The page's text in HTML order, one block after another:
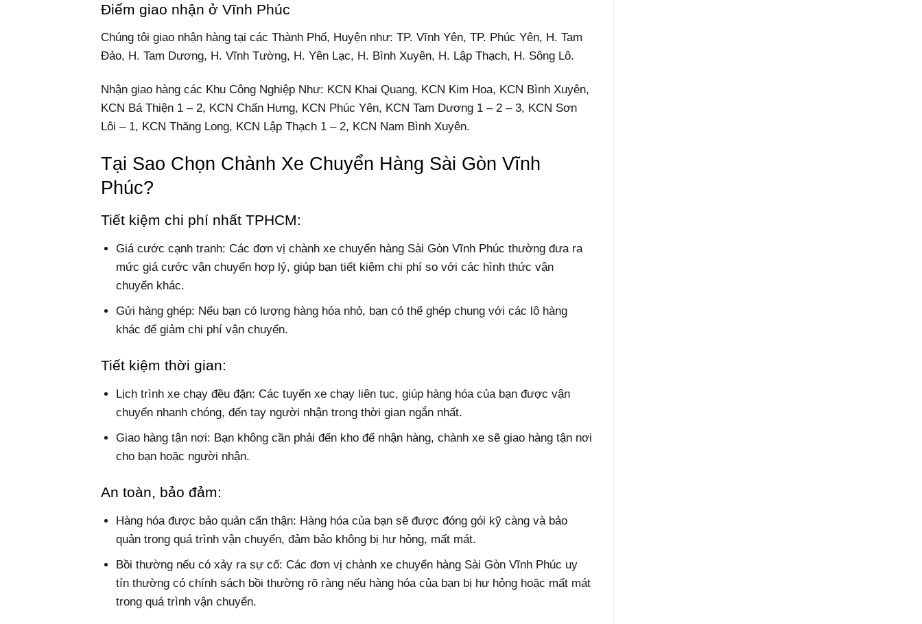
Điểm giao nhận ở Vĩnh Phúc
Chúng tôi giao nhận hàng tại các Thành Phố, Huyện như: TP. Vĩnh Yên, TP. Phúc Yên, H. Tam
Đảo, H. Tam Dương, H. Vĩnh Tường, H. Yên Lạc, H. Bình Xuyên, H. Lập Thạch, H. Sông Lô.
Nhận giao hàng các Khu Công Nghiệp Như: KCN Khai Quang, KCN Kim Hoa, KCN Bình Xuyên,
KCN Bá Thiện 1 – 2, KCN Chấn Hưng, KCN Phúc Yên, KCN Tam Dương 1 – 2 – 3, KCN Sơn
Lôi – 1, KCN Thăng Long, KCN Lập Thạch 1 – 2, KCN Nam Bình Xuyên.
Tại Sao Chọn Chành Xe Chuyển Hàng Sài Gòn Vĩnh
Phúc?
Tiết kiệm chi phí nhất TPHCM:
Giá cước cạnh tranh: Các đơn vị chành xe chuyển hàng Sài Gòn Vĩnh Phúc thường đưa ra
mức giá cước vận chuyển hợp lý, giúp bạn tiết kiệm chi phí so với các hình thức vận
chuyển khác.
Gửi hàng ghép: Nếu bạn có lượng hàng hóa nhỏ, bạn có thể ghép chung với các lô hàng
khác để giảm chi phí vận chuyển.
Tiết kiệm thời gian:
Lịch trình xe chạy đều đặn: Các tuyến xe chạy liên tục, giúp hàng hóa của bạn được vận
chuyển nhanh chóng, đến tay người nhận trong thời gian ngắn nhất.
Giao hàng tận nơi: Bạn không cần phải đến kho để nhận hàng, chành xe sẽ giao hàng tận nơi
cho bạn hoặc người nhận.
An toàn, bảo đảm:
Hàng hóa được bảo quản cẩn thận: Hàng hóa của bạn sẽ được đóng gói kỹ càng và bảo
quản trong quá trình vận chuyển, đảm bảo không bị hư hỏng, mất mát.
Bồi thường nếu có xảy ra sự cố: Các đơn vị chành xe chuyển hàng Sài Gòn Vĩnh Phúc uy
tín thường có chính sách bồi thường rõ ràng nếu hàng hóa của bạn bị hư hỏng hoặc mất mát
trong quá trình vận chuyển.